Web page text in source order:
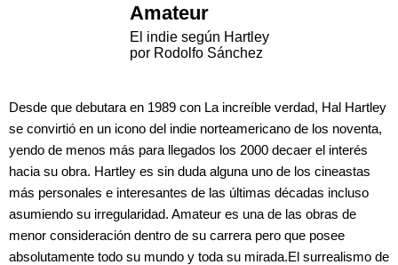
Amateur
El indie según Hartley
por Rodolfo Sánchez
Desde que debutara en 1989 con La increíble verdad, Hal Hartley
se convirtió en un icono del indie norteamericano de los noventa,
yendo de menos más para llegados los 2000 decaer el interés
hacia su obra. Hartley es sin duda alguna uno de los cineastas
más personales e interesantes de las últimas décadas incluso
asumiendo su irregularidad. Amateur es una de las obras de
menor consideración dentro de su carrera pero que posee
absolutamente todo su mundo y toda su mirada.El surrealismo de